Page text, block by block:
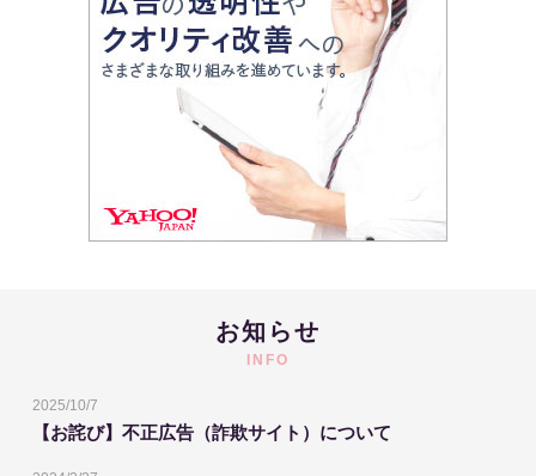
お知らせ
INFO
2025/10/7
【お詫び】不正広告（詐欺サイト）について